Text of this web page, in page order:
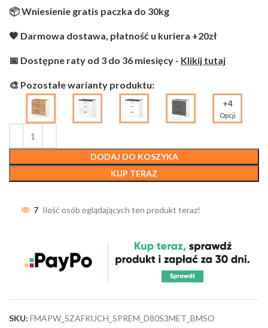
📦 Wniesienie gratis paczka do 30kg
🧡 Darmowa dostawa, płatność u kuriera +20zł
📅 Dostępne raty od 3 do 36 miesięcy - Klikij tutaj
🎨 Pozostałe warianty produktu:
+4
Opcji
DODAJ DO KOSZYKA
KUP TERAZ
7 Ilość osób oglądających ten produkt teraz!
SKU: FMAPW_SZAFKUCH_SPREM_D80S3MET_BMSO